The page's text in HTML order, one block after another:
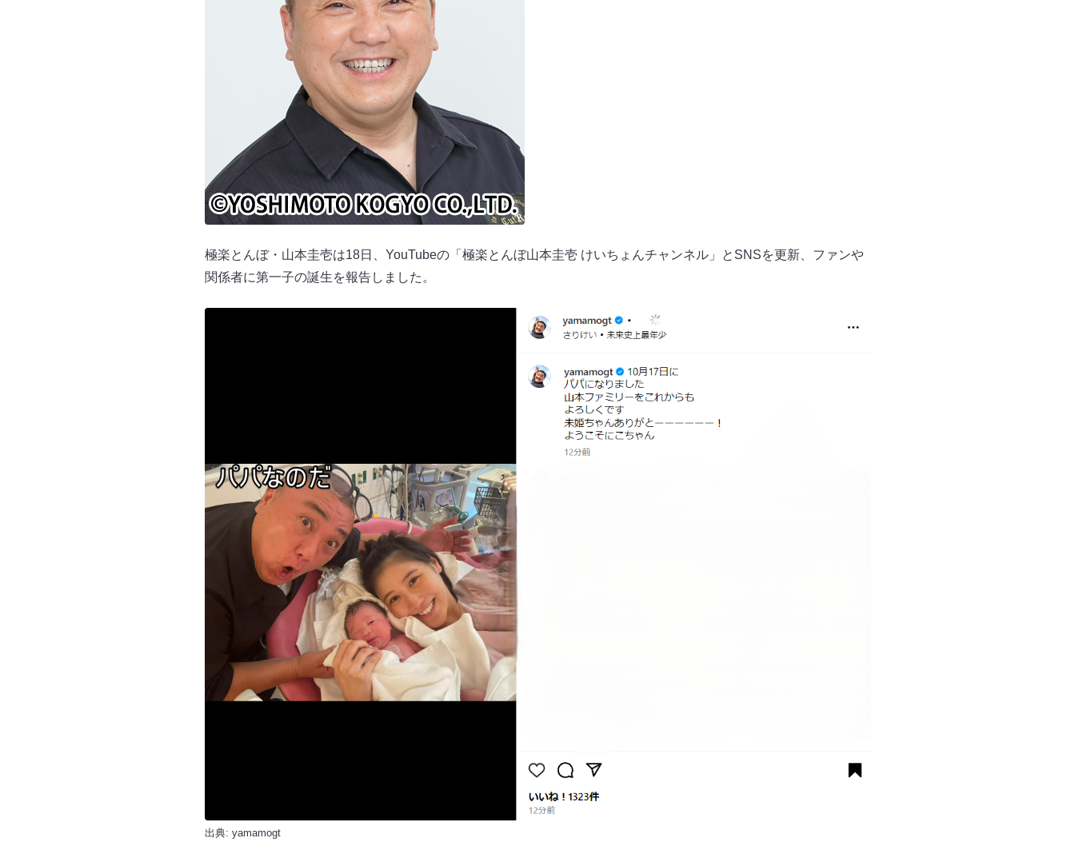
極楽とんぼ・山本圭壱は18日、YouTubeの「極楽とんぼ山本圭壱 けいちょんチャンネル」とSNSを更新、ファンや
関係者に第一子の誕生を報告しました。
出典: yamamogt